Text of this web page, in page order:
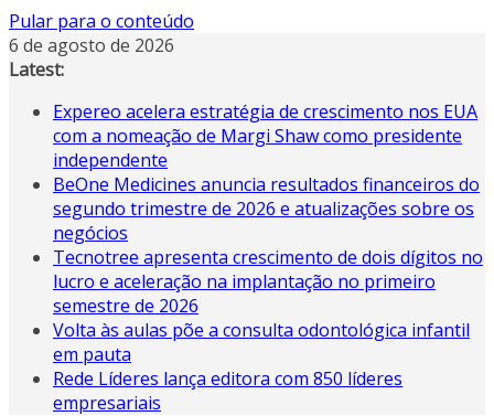
Pular para o conteúdo
6 de agosto de 2026
Latest:
Expereo acelera estratégia de crescimento nos EUA
com a nomeação de Margi Shaw como presidente
independente
BeOne Medicines anuncia resultados financeiros do
segundo trimestre de 2026 e atualizações sobre os
negócios
Tecnotree apresenta crescimento de dois dígitos no
lucro e aceleração na implantação no primeiro
semestre de 2026
Volta às aulas põe a consulta odontológica infantil
em pauta
Rede Líderes lança editora com 850 líderes
empresariais